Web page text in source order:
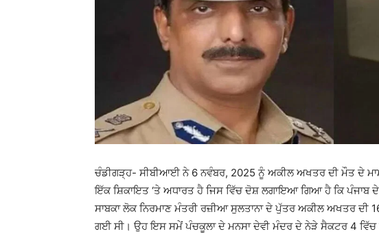
ਚੰਡੀਗੜ੍ਹ- ਸੀਬੀਆਈ ਨੇ 6 ਨਵੰਬਰ, 2025 ਨੂੰ ਅਕੀਲ ਅਖਤਰ ਦੀ ਮੌਤ ਦੇ
ਇੱਕ ਸ਼ਿਕਾਇਤ ‘ਤੇ ਅਧਾਰਤ ਹੈ ਜਿਸ ਵਿੱਚ ਦੋਸ਼ ਲਗਾਇਆ ਗਿਆ ਹੈ ਕਿ ਪੰਜਾਬ ਦੇ
ਸਾਬਕਾ ਲੋਕ ਨਿਰਮਾਣ ਮੰਤਰੀ ਰਜ਼ੀਆ ਸੁਲਤਾਨਾ ਦੇ ਪੁੱਤਰ ਅਕੀਲ ਅਖਤਰ ਦੀ
ਗਈ ਸੀ। ਉਹ ਇਸ ਸਮੇਂ ਪੰਚਕੂਲਾ ਦੇ ਮਨਸਾ ਦੇਵੀ ਮੰਦਰ ਦੇ ਨੇੜੇ ਸੈਕਟਰ 4 ਵਿੱਚ